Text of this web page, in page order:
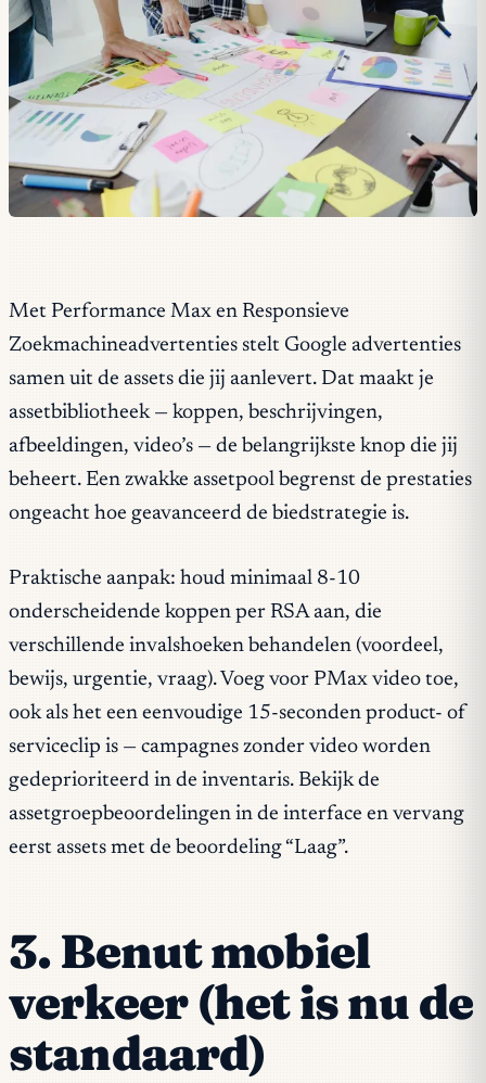
Met Performance Max en Responsieve
Zoekmachineadvertenties stelt Google advertenties
samen uit de assets die jij aanlevert. Dat maakt je
assetbibliotheek — koppen, beschrijvingen,
afbeeldingen, video’s — de belangrijkste knop die jij
beheert. Een zwakke assetpool begrenst de prestaties
ongeacht hoe geavanceerd de biedstrategie is.
Praktische aanpak: houd minimaal 8-10
onderscheidende koppen per RSA aan, die
verschillende invalshoeken behandelen (voordeel,
bewijs, urgentie, vraag). Voeg voor PMax video toe,
ook als het een eenvoudige 15-seconden product- of
serviceclip is — campagnes zonder video worden
gedeprioriteerd in de inventaris. Bekijk de
assetgroepbeoordelingen in de interface en vervang
eerst assets met de beoordeling “Laag”.
3. Benut mobiel
verkeer (het is nu de
standaard)